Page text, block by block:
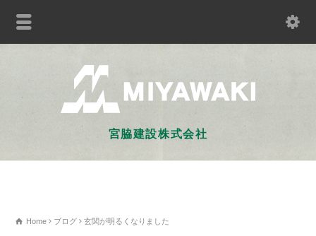
宮脇建設株式会社
Home ブログ 玄関が明るくなりました